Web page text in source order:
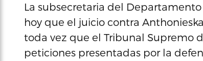
La subsecretaria del
hoy que el juicio contra
toda vez que el Tribunal Supremo
peticiones presentadas por la